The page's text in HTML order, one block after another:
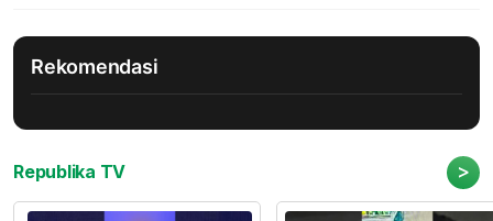
Rekomendasi
Republika TV >